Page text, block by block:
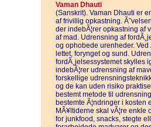
Vaman Dhauti
(Sanskrit). Vaman Dhauti er
af frivillig opkastning.
der indebÃ¦rer opkastning af
af mad. Udrensning af
og ophobede urenheder. Ved
lettet, forynget og sund.
fordÃ¸jelsessystemet skylles
indebÃ¦rer udrensning af
forskellige
og de kan uden risiko
bestemt metode til
bestemte Ã¦ndringer i
MÃ¥ltiderne skal vÃ¦re enkle
for junkfood, snacks, stegte